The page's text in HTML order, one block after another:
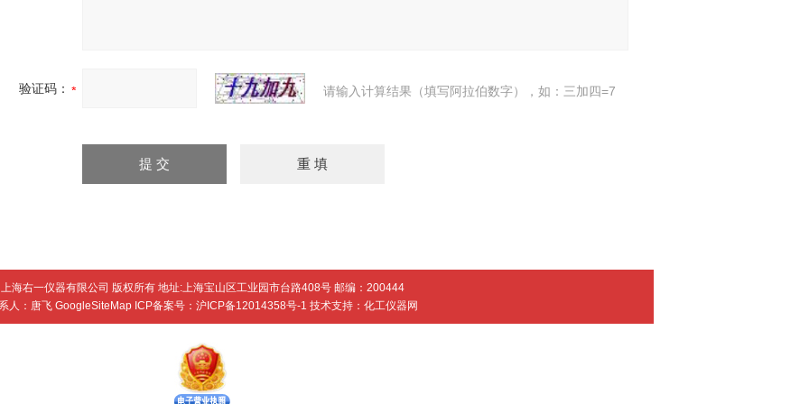
验证码： 请输入计算结果（填写阿拉伯数字），如：三加四=7
上海右一仪器有限公司 版权所有 地址:上海宝山区工业园市台路408号 邮编：200444
人：唐飞 GoogleSiteMapICP备案号： 沪ICP备12014358号-1 技术支持： 化工仪器网